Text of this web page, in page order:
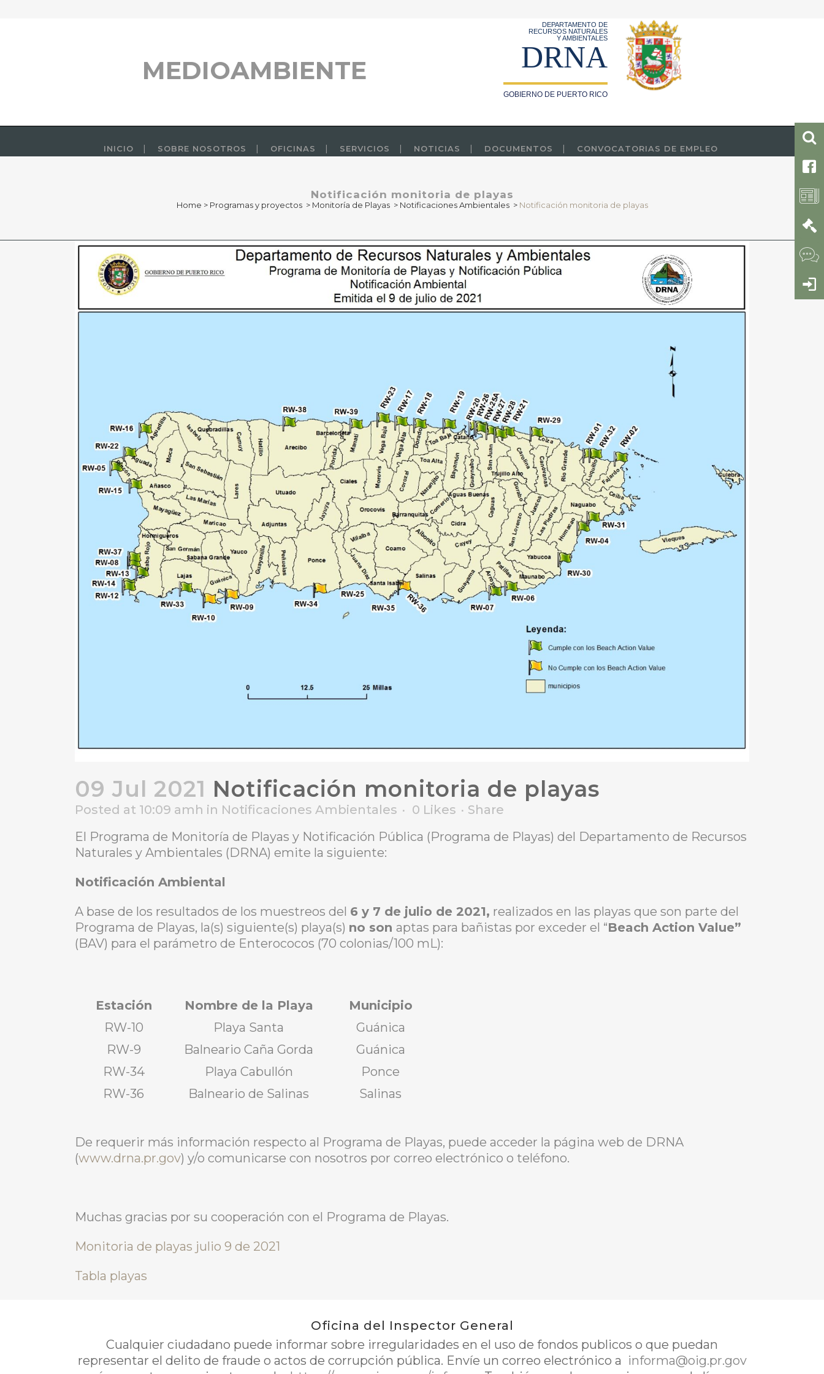
MEDIOAMBIENTE
DEPARTAMENTO DE
RECURSOS NATURALES
Y AMBIENTALES
DRNA
GOBIERNO DE PUERTO RICO
INICIO SOBRE NOSOTROS OFICINAS SERVICIOS NOTICIAS DOCUMENTOS CONVOCATORIAS DE EMPLEO
Notificación monitoria de playas
Home > Programas y proyectos > Monitoría de Playas > Notificaciones Ambientales > Notificación monitoria de playas
09 Jul 2021 Notificación monitoria de playas
Posted at 10:09 amh in Notificaciones Ambientales 0 Likes
Share
El Programa de Monitoría de Playas y Notificación Pública (Programa de Playas) del Departamento de Recursos
Naturales y Ambientales (DRNA) emite la siguiente:
Notificación Ambiental
A base de los resultados de los muestreos del 6 y 7 de julio de 2021, realizados en las playas que son parte del
Programa de Playas, la(s) siguiente(s) playa(s) no son aptas para bañistas por exceder el “Beach Action Value”
(BAV) para el parámetro de Enterococos (70 colonias/100 mL):
Estación Nombre de la Playa
Municipio
RW-10
Playa Santa
Guánica
RW-9
Balneario Caña Gorda
Guánica
RW-34
Playa Cabullón
Ponce
RW-36
Balneario de Salinas Salinas
De requerir más información respecto al Programa de Playas, puede acceder la página web de DRNA
(www.drna.pr.gov) y/o comunicarse con nosotros por correo electrónico o teléfono.
Muchas gracias por su cooperación con el Programa de Playas.
Monitoria de playas julio 9 de 2021
Tabla playas
Oficina del Inspector General
Cualquier ciudadano puede informar sobre irregularidades en el uso de fondos publicos o que puedan
representar el delito de fraude o actos de corrupción pública. Envíe un correo electrónico a informa@oig.pr.gov